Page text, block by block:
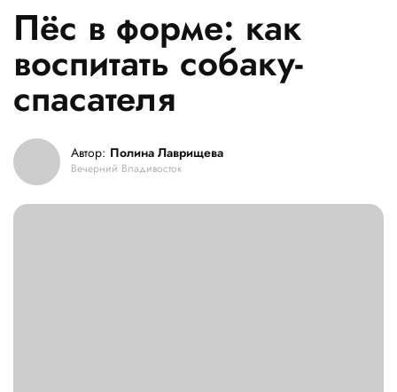
Пёс в форме: как
воспитать собаку-
спасателя
Автор: Полина Лаврищева
Вечерний Владивосток